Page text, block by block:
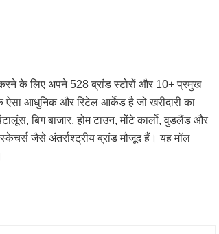
के लिए अपने 528 ब्रांड स्टोरों और 10+ प्रमुख
ऐसा आधुनिक और रिटेल आर्केड है जो खरीदारी का
बिग बाजार, होम टाउन, मोंटे कार्लो, वुडलैंड और
जैसे अंतर्राश्ट्रीय ब्रांड मौजूद हैं। यह मॉल